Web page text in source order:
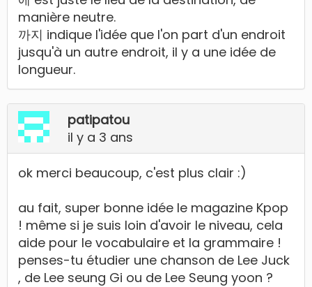
manière neutre.
까지 indique l'idée que l'on part d'un endroit
jusqu'à un autre endroit, il y a une idée de
longueur.
patipatou
il y a 3 ans
ok merci beaucoup, c'est plus clair :)
au fait, super bonne idée le magazine Kpop
! même si je suis loin d'avoir le niveau, cela
aide pour le vocabulaire et la grammaire !
penses-tu étudier une chanson de Lee Juck
, de Lee seung Gi ou de Lee Seung yoon ?